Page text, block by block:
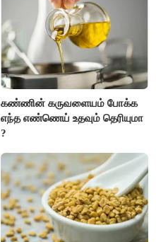
கண்ணின் கருவளையம் போக்க
எந்த எண்ணெய் உதவும் தெரியுமா
?